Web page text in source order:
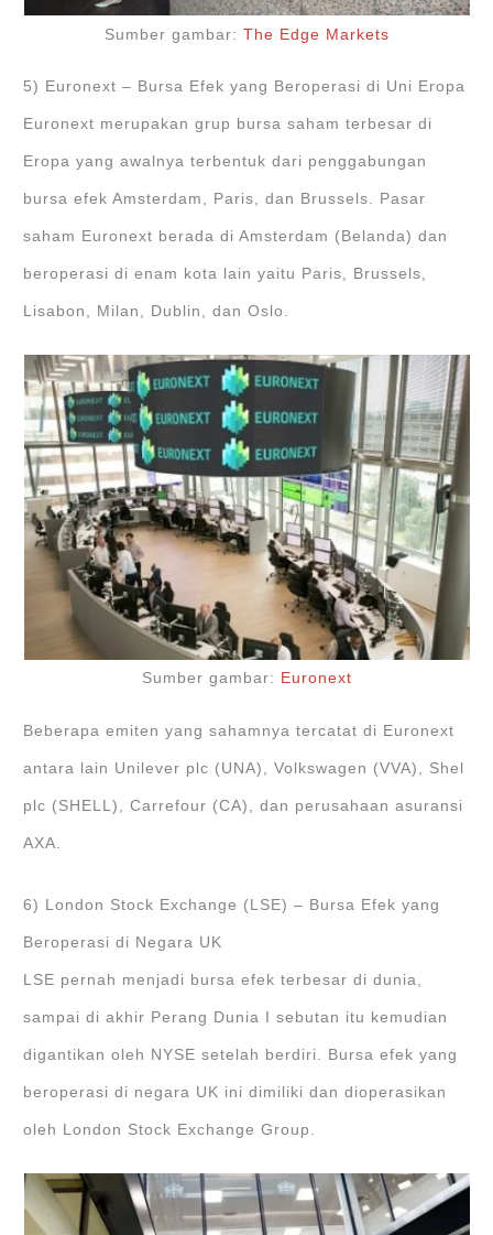
Sumber gambar: The Edge Markets
5) Euronext – Bursa Efek yang Beroperasi di Uni Eropa
Euronext merupakan grup bursa saham terbesar di
Eropa yang awalnya terbentuk dari penggabungan
bursa efek Amsterdam, Paris, dan Brussels. Pasar
saham Euronext berada di Amsterdam (Belanda) dan
beroperasi di enam kota lain yaitu Paris, Brussels,
Lisabon, Milan, Dublin, dan Oslo.
Sumber gambar: Euronext
Beberapa emiten yang sahamnya tercatat di Euronext
antara lain Unilever plc (UNA), Volkswagen (VVA), Shel
plc (SHELL), Carrefour (CA), dan perusahaan asuransi
AXA.
6) London Stock Exchange (LSE) – Bursa Efek yang
Beroperasi di Negara UK
LSE pernah menjadi bursa efek terbesar di dunia,
sampai di akhir Perang Dunia I sebutan itu kemudian
digantikan oleh NYSE setelah berdiri. Bursa efek yang
beroperasi di negara UK ini dimiliki dan dioperasikan
oleh London Stock Exchange Group.